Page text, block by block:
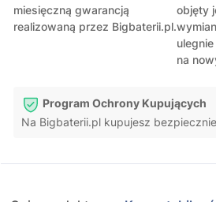
miesięczną gwarancją
realizowaną przez Bigbaterii.pl.
objęty
na
Program Ochrony Kupujących
Na Bigbaterii.pl kupujesz